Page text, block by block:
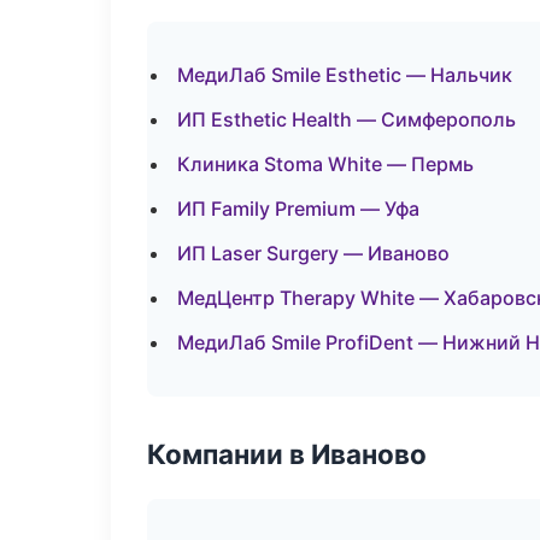
МедиЛаб Smile Esthetic — Нальчик
ИП Esthetic Health — Симферополь
Клиника Stoma White — Пермь
ИП Family Premium — Уфа
ИП Laser Surgery — Иваново
МедЦентр Therapy White —
МедиЛаб Smile ProfiDent — Нижний
Компании в Иваново